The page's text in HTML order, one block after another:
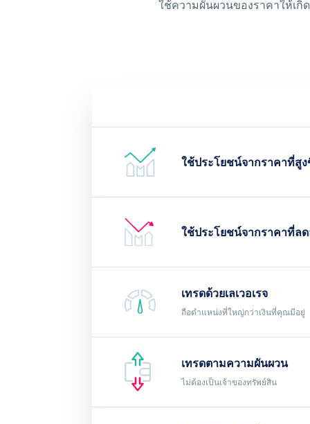
ใช้ความผันผวนของราคาให้เ
ใช้ประโยชน์จากราคาที่สู
ใช้ประโยชน์จากราคาที่ล
เทรดด้วยเลเวอเรจ
ถือตำแหน่งที่ใหญ่กว่าเงินที่คุณมีอยู่
เทรดตามความผันผวน
ไม่ต้องเป็นเจ้าของทรัพย์สิน